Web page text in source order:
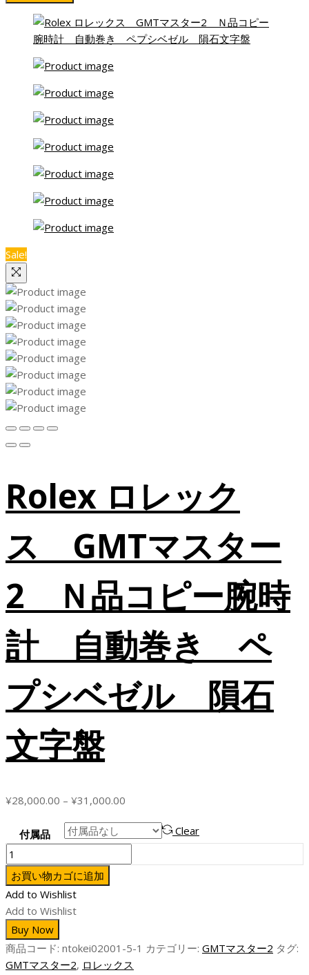
¥28,000.00
–
Sale!
Rolex ロレック
ス GMTマスター
2 Ｎ品コピー腕時
計 自動巻き ペ
プシベゼル 隕石
文字盤
¥28,000.00 – ¥31,000.00
¥28,000.00
–
付属品
Clear
Rolex
ロ
レ
ッ
ク
ス
GMT
マ
お買い物カゴに追加
Add to Wishlist
Add to Wishlist
Buy Now
商品コード: ntokei02001-5-1 カテゴリー: GMTマスター2 タグ:
GMTマスター2, ロレックス